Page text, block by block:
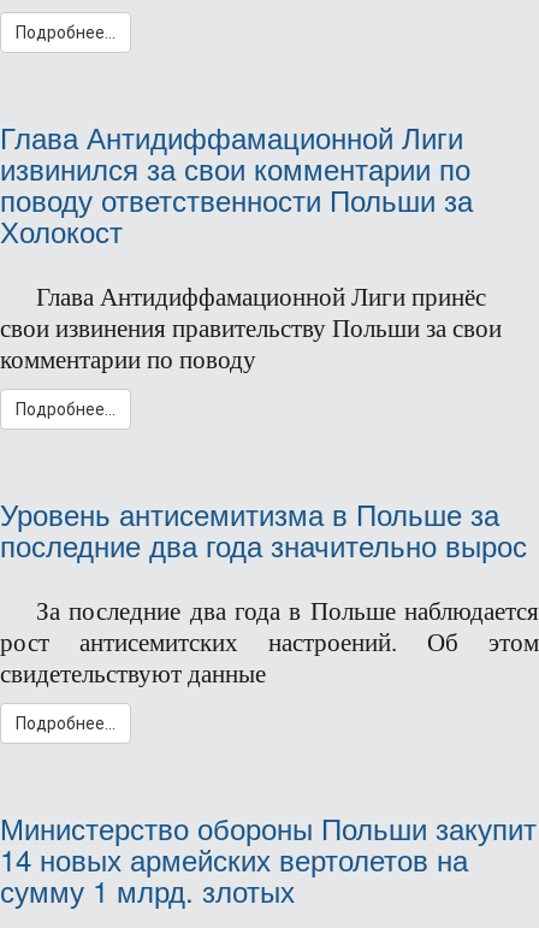
Подробнее...
Глава Антидиффамационной Лиги
извинился за свои комментарии по
поводу ответственности Польши за
Холокост
Глава Антидиффамационной Лиги принёс
свои извинения правительству Польши за свои
комментарии по поводу
Подробнее...
Уровень антисемитизма в Польше за
последние два года значительно вырос
За последние два года в Польше наблюдается
рост антисемитских настроений. Об этом
свидетельствуют данные
Подробнее...
Министерство обороны Польши закупит
14 новых армейских вертолетов на
сумму 1 млрд. злотых